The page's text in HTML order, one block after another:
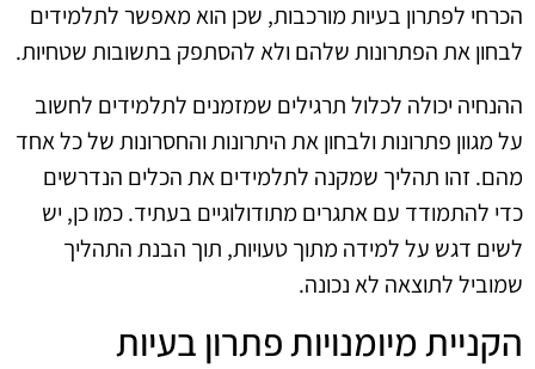
הכרחי לפתרון בעיות מורכבות, שכן הוא מאפשר לתלמידים
לבחון את הפתרונות שלהם ולא להסתפק בתשובות שטחיות.
ההנחיה יכולה לכלול תרגילים שמזמנים לתלמידים לחשוב
על מגוון פתרונות ולבחון את היתרונות והחסרונות של כל אחד
מהם. זהו תהליך שמקנה לתלמידים את הכלים הנדרשים
כדי להתמודד עם אתגרים מתודולוגיים בעתיד. כמו כן, יש
לשים דגש על למידה מתוך טעויות, תוך הבנת התהליך
שמוביל לתוצאה לא נכונה.
הקניית מיומנויות פתרון בעיות